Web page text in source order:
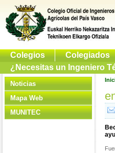
Colegios Colegiados
¿Necesitas un Ingeniero
Noticias
Mapa Web
MUNITEC